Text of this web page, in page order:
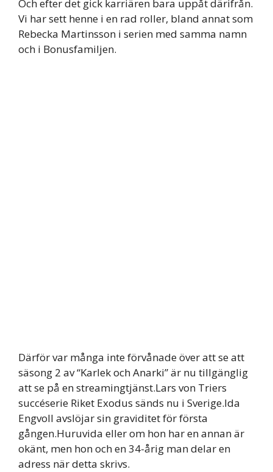
Och efter det gick karriären bara uppåt därifrån.
Vi har sett henne i en rad roller, bland annat som
Rebecka Martinsson i serien med samma namn
och i Bonusfamiljen.
Därför var många inte förvånade över att se att
säsong 2 av “Karlek och Anarki” är nu tillgänglig
att se på en streamingtjänst.Lars von Triers
succéserie Riket Exodus sänds nu i Sverige.Ida
Engvoll avslöjar sin graviditet för första
gången.Huruvida eller om hon har en annan är
okänt, men hon och en 34-årig man delar en
adress när detta skrivs.